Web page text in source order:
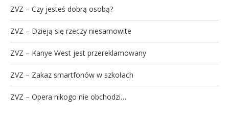
ZVZ – Czy jesteś dobrą osobą?
ZVZ – Dzieją się rzeczy niesamowite
ZVZ – Kanye West jest przereklamowany
ZVZ – Zakaz smartfonów w szkołach
ZVZ – Opera nikogo nie obchodzi…